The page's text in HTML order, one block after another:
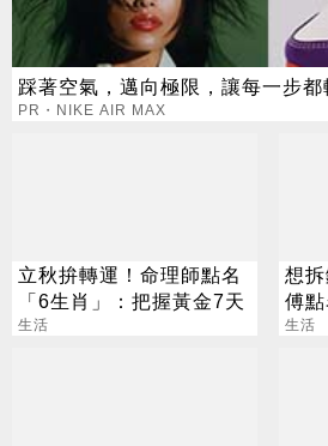
踩著空氣，邁向極限，讓每一步都
PR・NIKE AIR MAX
立秋拚轉運！命理師點名
「6生肖」：把握黃金7天
生活
想
傅
違法
生活